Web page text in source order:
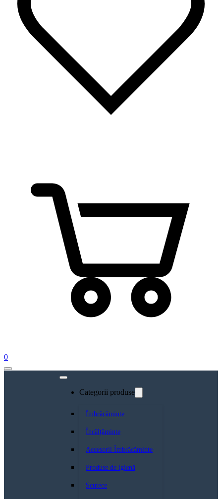
0
Categorii produse
Îmbrăcăminte
Încălțăminte
Accesorii Îmbrăcăminte
Produse de igienă
Scutece